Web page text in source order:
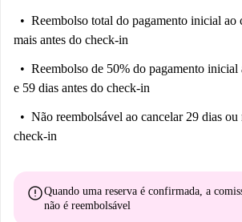
de relaxamento. Manutenção no local: Equipe
resolver prontamente qualquer problema nos
Reembolso total do pagamento inicial ao
mais antes do check-in
Reembolso de 50% do pagamento inicial
e 59 dias antes do check-in
Não reembolsável ao cancelar 29 dias ou
check-in
errorQuando uma reserva é confirmada, a
não é reembolsável